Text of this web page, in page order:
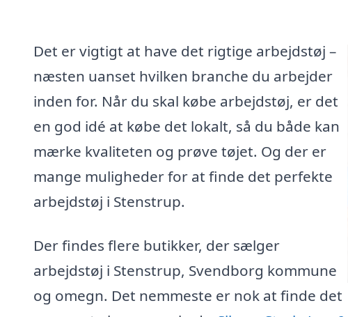
Det er vigtigt at have det rigtige arbejdstøj –
næsten uanset hvilken branche du arbejder
inden for. Når du skal købe arbejdstøj, er det
en god idé at købe det lokalt, så du både kan
mærke kvaliteten og prøve tøjet. Og der er
mange muligheder for at finde det perfekte
arbejdstøj i Stenstrup.
Der findes flere butikker, der sælger
arbejdstøj i Stenstrup, Svendborg kommune
og omegn. Det nemmeste er nok at finde det